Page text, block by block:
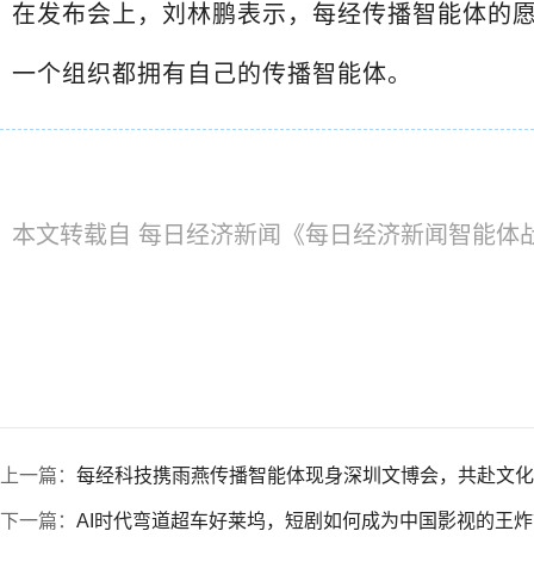
在发布会上，刘林鹏表示，每经传播智能体的
一个组织都拥有自己的传播智能体。
本文转载自 每日经济新闻《每日经济新闻智能
上一篇： 每经科技携雨燕传播智能体现身深圳文博会，共赴文
下一篇： AI时代弯道超车好莱坞，短剧如何成为中国影视的王